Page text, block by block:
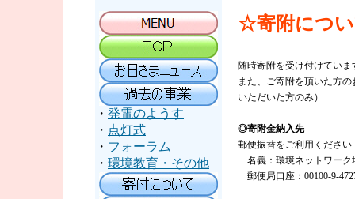
・ 発電のようす
・ 点灯式
・ フォーラム
・ 環境教育・その他
☆寄附につ
随時寄附を受け付けてい
また、ご寄附を頂いた方
いただいた方のみ）
◎寄附金納入先
郵便振替をご利用ください
名義：環境ネットワー
郵便局口座：00100-9-